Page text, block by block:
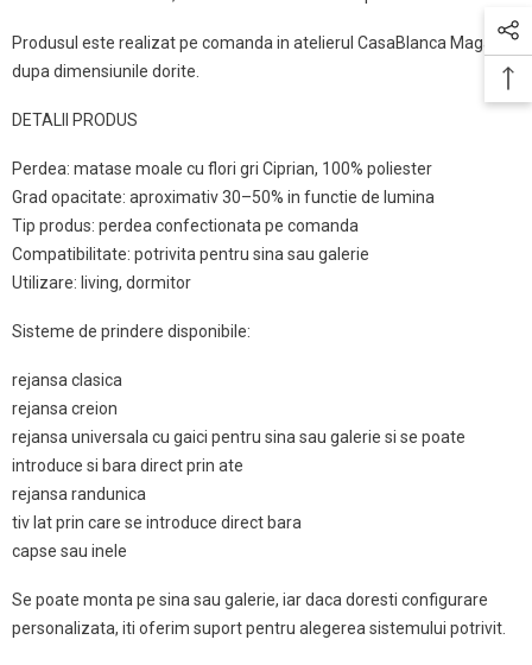
Produsul este realizat pe comanda in atelierul CasaBlanca Magazin,
dupa dimensiunile dorite.
DETALII PRODUS
Perdea: matase moale cu flori gri Ciprian, 100% poliester
Grad opacitate: aproximativ 30–50% in functie de lumina
Tip produs: perdea confectionata pe comanda
Compatibilitate: potrivita pentru sina sau galerie
Utilizare: living, dormitor
Sisteme de prindere disponibile:
rejansa clasica
rejansa creion
rejansa universala cu gaici pentru sina sau galerie si se poate
introduce si bara direct prin ate
rejansa randunica
tiv lat prin care se introduce direct bara
capse sau inele
Se poate monta pe sina sau galerie, iar daca doresti configurare
personalizata, iti oferim suport pentru alegerea sistemului potrivit.